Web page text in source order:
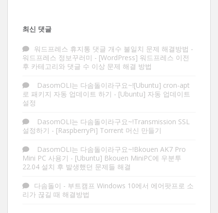
최신 댓글
워드프레스 휴지통 댓글 개수 불일치 문제 해결방법 -
워드프레스 정보꾸러미 - [WordPress] 워드프레스 이전
후 카테고리와 댓글 수 이상 문제 해결 방법
DasomOLI는 다솜돌이라구요~![Ubuntu] cron-apt
로 패키지 자동 업데이트 하기 - [Ubuntu] 자동 업데이트
설정
DasomOLI는 다솜돌이라구요~!Transmission SSL
설정하기 - [RaspberryPi] Torrent 머신 만들기
DasomOLI는 다솜돌이라구요~!Bkouen AK7 Pro
Mini PC 사용기 - [Ubuntu] Bkouen MiniPC에 우분투
22.04 설치 후 발생했던 문제들 해결
다솜돌이 - 부트캠프 Windows 10에서 에어팟프로 소
리가 끊길 때 해결방법